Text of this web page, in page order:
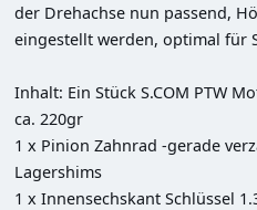
der Drehachse nun passend,
eingestellt werden, optimal für
Inhalt: Ein Stück S.COM PTW
ca. 220gr
1 x Pinion Zahnrad -gerade
Lagershims
1 x Innensechskant Schlüssel